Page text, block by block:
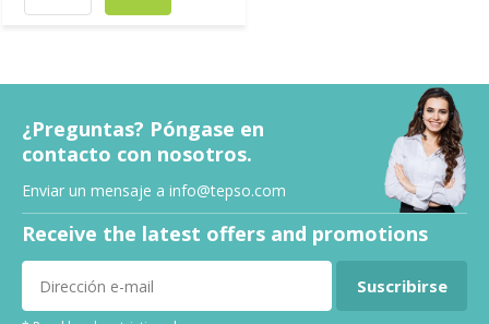
¿Preguntas? Póngase en
contacto con nosotros.
Enviar un mensaje a info@tepso.com
Receive the latest offers and promotions
Suscribirse